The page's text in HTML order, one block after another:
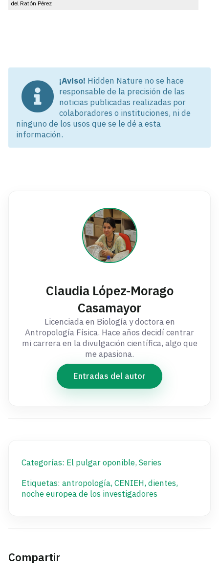
del Ratón Pérez
¡Aviso! Hidden Nature no se hace
responsable de la precisión de las
noticias publicadas realizadas por
colaboradores o instituciones, ni de
ninguno de los usos que se le dé a esta
información.
Claudia López-Morago
Casamayor
Licenciada en Biología y doctora en
Antropología Física. Hace años decidí centrar
mi carrera en la divulgación científica, algo que
me apasiona.
Entradas del autor
Categorías: El pulgar oponible,Series
Etiquetas: antropología,CENIEH,dientes,
noche europea de los investigadores
Compartir